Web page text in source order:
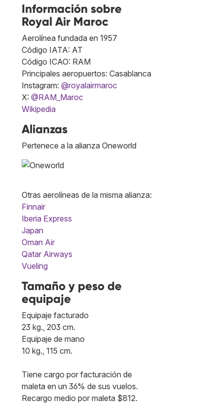
Información sobre
Royal Air Maroc
Aerolínea fundada en 1957
Código IATA: AT
Código ICAO: RAM
Principales aeropuertos: Casablanca
Instagram: @royalairmaroc
X: @RAM_Maroc
Wikipedia
Alianzas
Pertenece a la alianza Oneworld
Otras aerolíneas de la misma alianza:
Finnair
Iberia Express
Japan
Oman Air
Qatar Airways
Vueling
Tamaño y peso de
equipaje
Equipaje facturado
23 kg., 203 cm.
Equipaje de mano
10 kg., 115 cm.
Tiene cargo por facturación de
maleta en un 36% de sus vuelos.
Recargo medio por maleta $812.